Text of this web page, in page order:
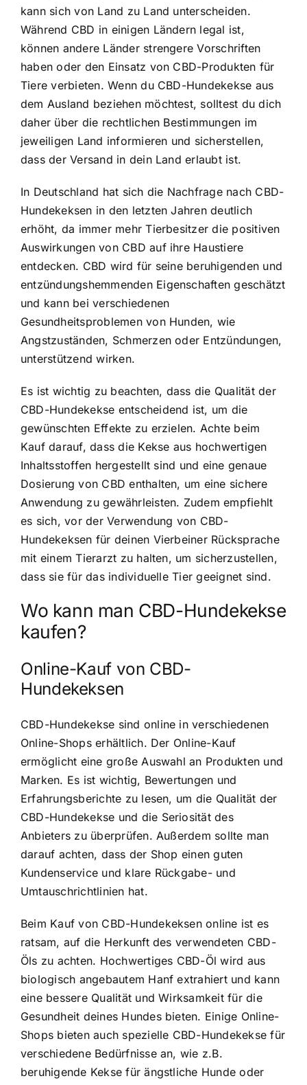
kann sich von Land zu Land unterscheiden.
Während CBD in einigen Ländern legal ist,
können andere Länder strengere Vorschriften
haben oder den Einsatz von CBD-Produkten für
Tiere verbieten. Wenn du CBD-Hundekekse aus
dem Ausland beziehen möchtest, solltest du dich
daher über die rechtlichen Bestimmungen im
jeweiligen Land informieren und sicherstellen,
dass der Versand in dein Land erlaubt ist.
In Deutschland hat sich die Nachfrage nach CBD-
Hundekeksen in den letzten Jahren deutlich
erhöht, da immer mehr Tierbesitzer die positiven
Auswirkungen von CBD auf ihre Haustiere
entdecken. CBD wird für seine beruhigenden und
entzündungshemmenden Eigenschaften geschätzt
und kann bei verschiedenen
Gesundheitsproblemen von Hunden, wie
Angstzuständen, Schmerzen oder Entzündungen,
unterstützend wirken.
Es ist wichtig zu beachten, dass die Qualität der
CBD-Hundekekse entscheidend ist, um die
gewünschten Effekte zu erzielen. Achte beim
Kauf darauf, dass die Kekse aus hochwertigen
Inhaltsstoffen hergestellt sind und eine genaue
Dosierung von CBD enthalten, um eine sichere
Anwendung zu gewährleisten. Zudem empfiehlt
es sich, vor der Verwendung von CBD-
Hundekeksen für deinen Vierbeiner Rücksprache
mit einem Tierarzt zu halten, um sicherzustellen,
dass sie für das individuelle Tier geeignet sind.
Wo kann man CBD-Hundekekse
kaufen?
Online-Kauf von CBD-
Hundekeksen
CBD-Hundekekse sind online in verschiedenen
Online-Shops erhältlich. Der Online-Kauf
ermöglicht eine große Auswahl an Produkten und
Marken. Es ist wichtig, Bewertungen und
Erfahrungsberichte zu lesen, um die Qualität der
CBD-Hundekekse und die Seriosität des
Anbieters zu überprüfen. Außerdem sollte man
darauf achten, dass der Shop einen guten
Kundenservice und klare Rückgabe- und
Umtauschrichtlinien hat.
Beim Kauf von CBD-Hundekeksen online ist es
ratsam, auf die Herkunft des verwendeten CBD-
Öls zu achten. Hochwertiges CBD-Öl wird aus
biologisch angebautem Hanf extrahiert und kann
eine bessere Qualität und Wirksamkeit für die
Gesundheit deines Hundes bieten. Einige Online-
Shops bieten auch spezielle CBD-Hundekekse für
verschiedene Bedürfnisse an, wie z.B.
beruhigende Kekse für ängstliche Hunde oder